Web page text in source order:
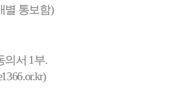
별 통보함)
의서 1부.